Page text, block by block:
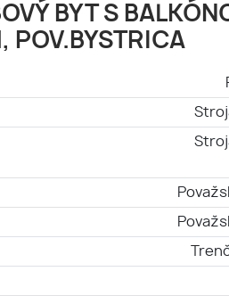
BYT S
POV.BYSTRICA